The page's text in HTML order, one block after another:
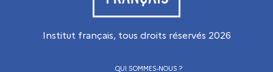
Institut français, tous droits réservés 2026
QUI SOMMES-NOUS ?